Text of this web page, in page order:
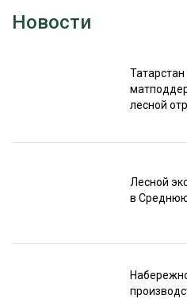
Новости
лесной
Лесной
в